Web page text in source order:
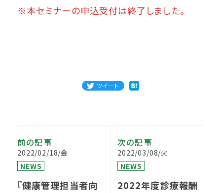
※本セミナーの申込受付は終了しました。
ツイート
前の記事
2022/02/18/金
NEWS
『健康管理担当者向
次の記事
2022/03/08/火
NEWS
2022年度診療報酬